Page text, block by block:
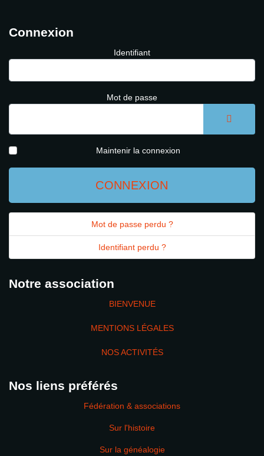
Connexion
Identifiant
Mot de passe
Maintenir la connexion
CONNEXION
Mot de passe perdu ?
Identifiant perdu ?
Notre association
BIENVENUE
MENTIONS LÉGALES
NOS ACTIVITÉS
Nos liens préférés
Fédération & associations
Sur l'histoire
Sur la généalogie